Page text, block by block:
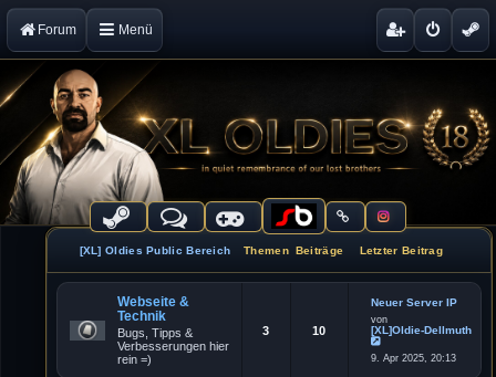
Forum Menü
[XL] Oldies Public Bereich Themen Beiträge Letzter Beitrag
Webseite &
Technik
Bugs, Tipps &
Verbesserungen hier
rein =)
3 10
Neuer Server IP
von
[XL]Oldie-Dellmuth
N
e
9. Apr 2025, 20:13